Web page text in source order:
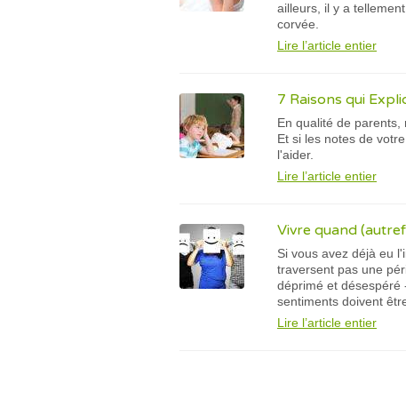
ailleurs, il y a
corvée.
Lire l’article entier
7 Raisons qui
En qualité de
Et si les notes de
l'aider.
Lire l’article entier
Vivre quand
Si vous avez déjà eu
traversent pas une
déprimé et désespéré
sentiments doivent
Lire l’article entier